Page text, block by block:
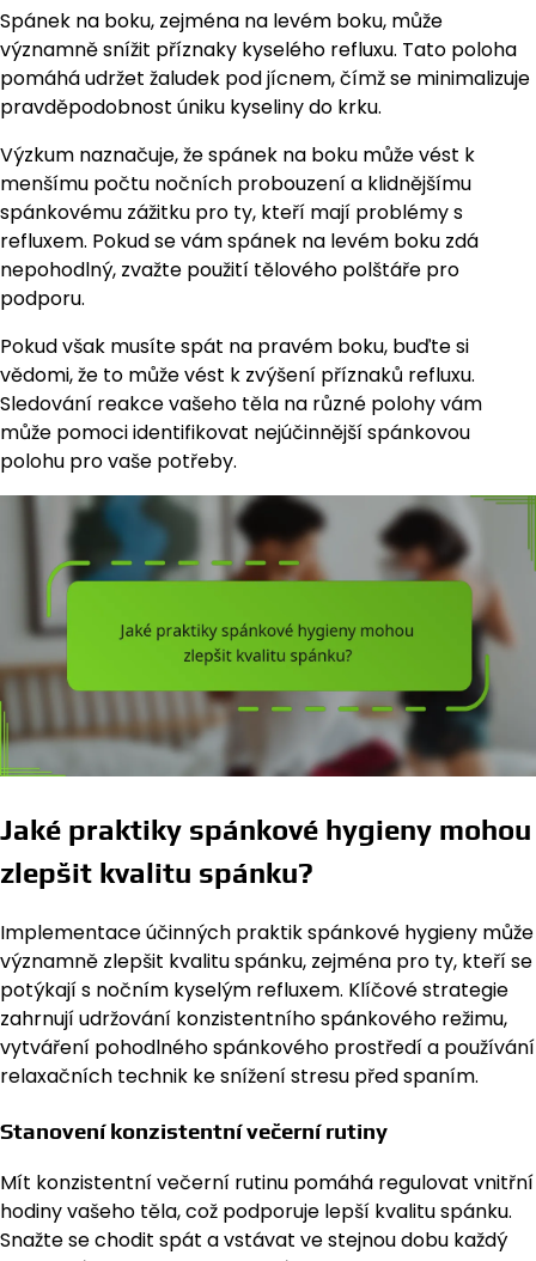
Spánek na boku, zejména na levém boku, může
významně snížit příznaky kyselého refluxu. Tato poloha
pomáhá udržet žaludek pod jícnem, čímž se minimalizuje
pravděpodobnost úniku kyseliny do krku.
Výzkum naznačuje, že spánek na boku může vést k
menšímu počtu nočních probouzení a klidnějšímu
spánkovému zážitku pro ty, kteří mají problémy s
refluxem. Pokud se vám spánek na levém boku zdá
nepohodlný, zvažte použití tělového polštáře pro
podporu.
Pokud však musíte spát na pravém boku, buďte si
vědomi, že to může vést k zvýšení příznaků refluxu.
Sledování reakce vašeho těla na různé polohy vám
může pomoci identifikovat nejúčinnější spánkovou
polohu pro vaše potřeby.
Jaké praktiky spánkové hygieny mohou
zlepšit kvalitu spánku?
Implementace účinných praktik spánkové hygieny může
významně zlepšit kvalitu spánku, zejména pro ty, kteří se
potýkají s nočním kyselým refluxem. Klíčové strategie
zahrnují udržování konzistentního spánkového režimu,
vytváření pohodlného spánkového prostředí a používání
relaxačních technik ke snížení stresu před spaním.
Stanovení konzistentní večerní rutiny
Mít konzistentní večerní rutinu pomáhá regulovat vnitřní
hodiny vašeho těla, což podporuje lepší kvalitu spánku.
Snažte se chodit spát a vstávat ve stejnou dobu každý